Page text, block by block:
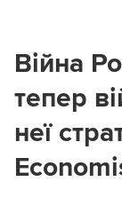
Війна
тепер
неї